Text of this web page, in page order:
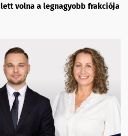
volna a legnagyobb frakciója